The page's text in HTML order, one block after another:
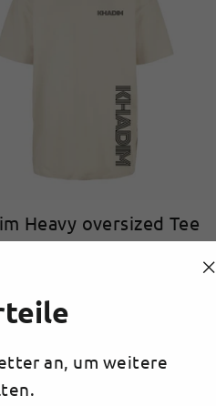
an, um weitere
Heavy oversized Tee